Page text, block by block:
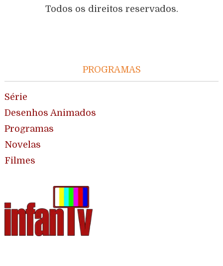
Todos os direitos reservados.
PROGRAMAS
Série
Desenhos Animados
Programas
Novelas
Filmes